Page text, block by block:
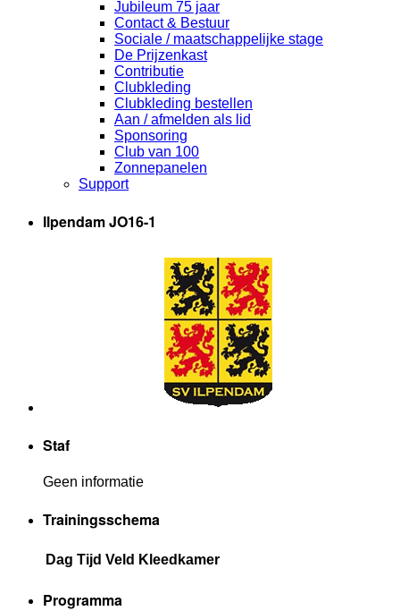
Jubileum 75 jaar
Contact & Bestuur
Sociale / maatschappelijke stage
De Prijzenkast
Contributie
Clubkleding
Clubkleding bestellen
Aan / afmelden als lid
Sponsoring
Club van 100
Zonnepanelen
Support
Ilpendam JO16-1
Staf
Geen informatie
Trainingsschema
Dag Tijd Veld Kleedkamer
Programma